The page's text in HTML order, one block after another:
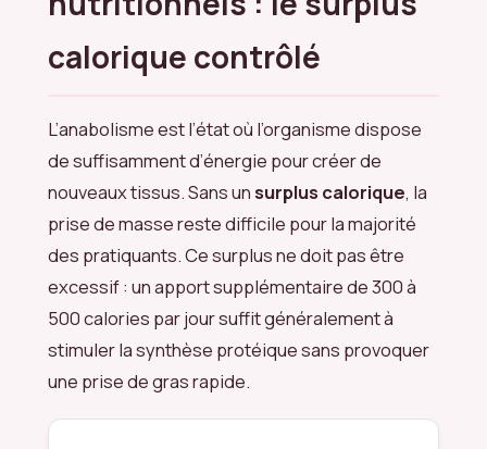
calorique contrôlé
L’anabolisme est l’état où l’organisme dispose
de suffisamment d’énergie pour créer de
nouveaux tissus. Sans unsurplus calorique, la
prise de masse reste difficile pour la majorité
des pratiquants. Ce surplus ne doit pas être
excessif : un apport supplémentaire de 300 à
500 calories par jour suffit généralement à
stimuler la synthèse protéique sans provoquer
une prise de gras rapide.